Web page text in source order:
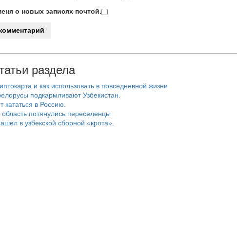
о новых записях почтой.
раздела
и как использовать в повседневной жизни
подкармливают Узбекистан.
кататься в Россию.
потянулись переселенцы
в узбекской сборной «крота».